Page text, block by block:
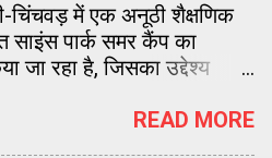
चिंचवड़ में एक अनूठी शैक्षणिक
पार्क समर कैंप का
जा रहा है, जिसका उद्देश्य
पिंपरी चिंचवड़ साइंस पार्क द्वारा
READ MORE